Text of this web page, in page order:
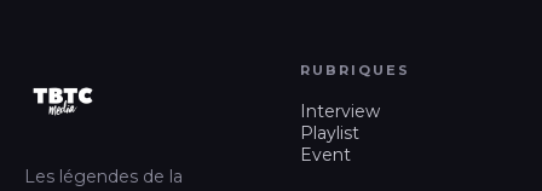
Les légendes de la
RUBRIQUES
Interview
Playlist
Event